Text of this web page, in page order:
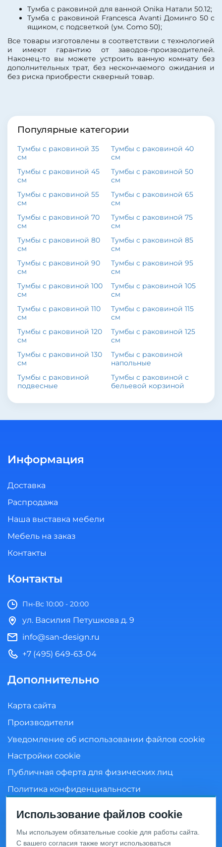
Тумба с раковиной для ванной Onika Натали 50.12;
Тумба с раковиной Francesca Avanti Доминго 50 с
ящиком, с подсветкой (ум. Como 50);
Все товары изготовлены в соответствии с технологией
и имеют гарантию от заводов-производителей.
Наконец-то вы можете устроить ванную комнату без
дополнительных трат, без нескончаемого ожидания и
без риска приобрести скверный товар.
Популярные категории
Тумбы с раковиной 35
см
Тумбы с раковиной 40
см
Тумбы с раковиной 45
см
Тумбы с раковиной 50
см
Тумбы с раковиной 55
см
Тумбы с раковиной 65
см
Тумбы с раковиной 70
см
Тумбы с раковиной 75
см
Тумбы с раковиной 80
см
Тумбы с раковиной 85
см
Тумбы с раковиной 90
см
Тумбы с раковиной 95
см
Тумбы с раковиной 100
см
Тумбы с раковиной 105
см
Тумбы с раковиной 110
см
Тумбы с раковиной 115
см
Тумбы с раковиной 120
см
Тумбы с раковиной 125
см
Тумбы с раковиной 130
см
Тумбы с раковиной
напольные
Тумбы с раковиной
подвесные
Тумбы с раковиной с
бельевой корзиной
Информация
Доставка
Распродажа
Наша выставка мебели
Мебель на заказ
Контакты
Контакты
Пн-Вс 10:00 - 20:00
ул. Василия Петушкова д. 9
info@san-design.ru
+7 (495) 649-63-04
Дополнительно
Карта сайта
Производители
Уведомление об использовании файлов cookie
Настройки cookie
Публичная оферта для физических лиц
Политика конфиденциальности
Использование файлов cookie
Мы используем обязательные cookie для работы сайта.
С вашего согласия также могут использоваться